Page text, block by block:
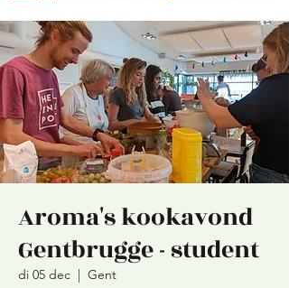
Aroma's kookavond
Gentbrugge - student
di 05 dec
  |
Gent